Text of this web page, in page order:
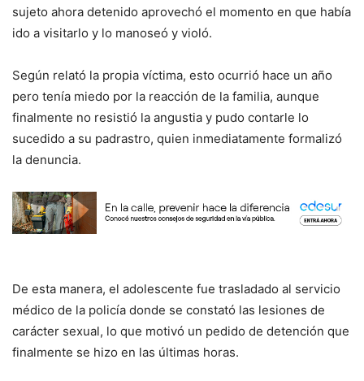
sujeto ahora detenido aprovechó el momento en que había
ido a visitarlo y lo manoseó y violó.
Según relató la propia víctima, esto ocurrió hace un año
pero tenía miedo por la reacción de la familia, aunque
finalmente no resistió la angustia y pudo contarle lo
sucedido a su padrastro, quien inmediatamente formalizó
la denuncia.
De esta manera, el adolescente fue trasladado al servicio
médico de la policía donde se constató las lesiones de
carácter sexual, lo que motivó un pedido de detención que
finalmente se hizo en las últimas horas.